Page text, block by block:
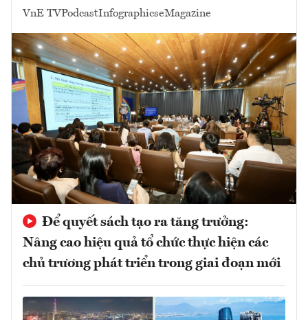
VnE TVPodcastInfographicseMagazine
Để quyết sách tạo ra tăng trưởng:
Nâng cao hiệu quả tổ chức thực hiện các
chủ trương phát triển trong giai đoạn mới